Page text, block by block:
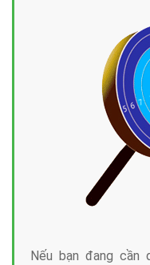
Nếu bạn đang cần